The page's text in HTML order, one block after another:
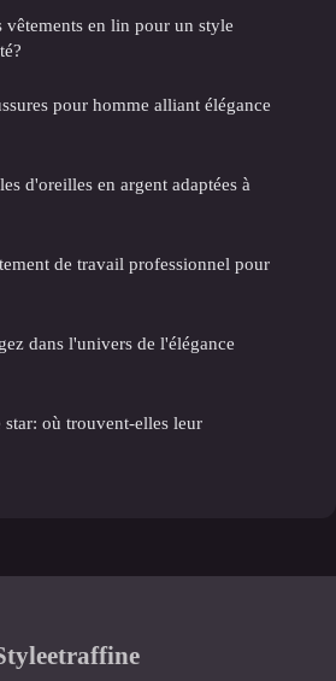
vêtements en lin pour un style
pour homme alliant élégance
d'oreilles en argent adaptées à
de travail professionnel pour
dans l'univers de l'élégance
où trouvent-elles leur